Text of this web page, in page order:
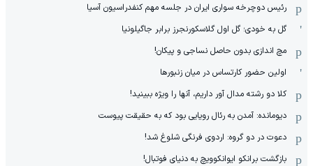
رئیس دوچرخه سواری ایران در جلسه مهم کنفدراسیون آسیا
گل به خودی؛ گل اول گلاسکورنجرز برابر جاگیلونیا
مچ اندازی بدون حاصل نساجی و پیکان!
اولین حضور کارتساس در میان زنبورها
کلا دو‌ رشته مدال آور داریم، آنها را ویژه ببینید!
دیومانده: آمدن به رئال رویایی بود که به حقیقت پیوست
دعوت در دو گروه: اردوی فرنگی شلوغ شد!
بازگشت برانکو ایوانکوویچ به دنیای فوتبال!